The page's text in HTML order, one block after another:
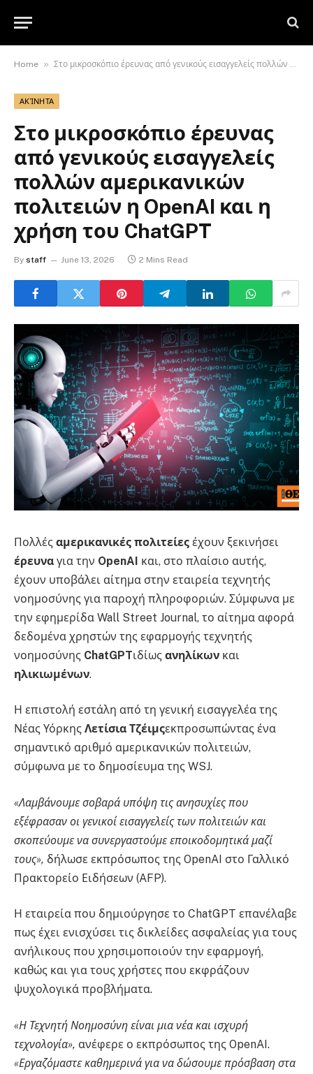
Home » Στο μικροσκόπιο έρευνας από γενικούς εισαγγελείς πολλών αμερικανικών πολιτειών η OpenAI και η χρήση του ChatGPT
ΑΚΊΝΗΤΑ
Στο μικροσκόπιο έρευνας
από γενικούς εισαγγελείς
πολλών αμερικανικών
πολιτειών η OpenAI και η
χρήση του ChatGPT
By staff June 13, 2026 2 Mins Read
Πολλές αμερικανικές πολιτείες έχουν ξεκινήσει
έρευνα για την OpenAI και, στο πλαίσιο αυτής,
έχουν υποβάλει αίτημα στην εταιρεία τεχνητής
νοημοσύνης για παροχή πληροφοριών. Σύμφωνα με
την εφημερίδα Wall Street Journal, το αίτημα αφορά
δεδομένα χρηστών της εφαρμογής τεχνητής
νοημοσύνης ChatGPTιδίως ανηλίκων και
ηλικιωμένων.
Η επιστολή εστάλη από τη γενική εισαγγελέα της
Νέας Υόρκης Λετίσια Τζέιμςεκπροσωπώντας ένα
σημαντικό αριθμό αμερικανικών πολιτειών,
σύμφωνα με το δημοσίευμα της WSJ.
«Λαμβάνουμε σοβαρά υπόψη τις ανησυχίες που
εξέφρασαν οι γενικοί εισαγγελείς των πολιτειών και
σκοπεύουμε να συνεργαστούμε εποικοδομητικά μαζί
τους», δήλωσε εκπρόσωπος της OpenAI στο Γαλλικό
Πρακτορείο Ειδήσεων (AFP).
Η εταιρεία που δημιούργησε το ChatGPT επανέλαβε
πως έχει ενισχύσει τις δικλείδες ασφαλείας για τους
ανήλικους που χρησιμοποιούν την εφαρμογή,
καθώς και για τους χρήστες που εκφράζουν
ψυχολογικά προβλήματα.
«Η Τεχνητή Νοημοσύνη είναι μια νέα και ισχυρή
τεχνολογία», ανέφερε ο εκπρόσωπος της OpenAI.
«Εργαζόμαστε καθημερινά για να δώσουμε πρόσβαση στα